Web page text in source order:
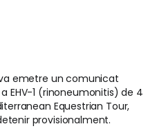
va emetre un comunicat
EHV-1 (rinoneumonitis) de 4
Equestrian Tour,
provisionalment.